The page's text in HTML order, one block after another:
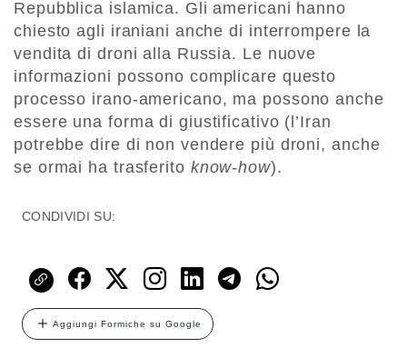
Repubblica islamica. Gli americani hanno
chiesto agli iraniani anche di interrompere la
vendita di droni alla Russia. Le nuove
informazioni possono complicare questo
processo irano-americano, ma possono anche
essere una forma di giustificativo (l’Iran
potrebbe dire di non vendere più droni, anche
se ormai ha trasferito know-how).
CONDIVIDI SU:
Aggiungi Formiche su Google